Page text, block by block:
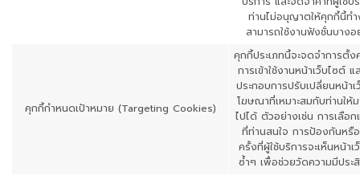
ท่านไม่อนุญาตให้คุกกี้นี้ทำ
สามารถใช้งานฟังชั่นบางอ
คุกกี้กำหนดเป้าหมาย (Targeting Cookies)
คุกกี้ประเภทนี้จะจดจำการตั้ง
การเข้าใช้งานหน้าเว็บไซต์ แ
ประกอบการปรับเปลี่ยนหน้า
โฆษณาที่เหมาะสมกับท่านให้
ไปได้ ตัวอย่างเช่น การเลือ
ที่ท่านสนใจ การป้องกันหรื
ครั้งที่ผู้ใช้บริการจะเห็นหน้า
ซ้ำๆ เพื่อช่วยวัดความมีปร